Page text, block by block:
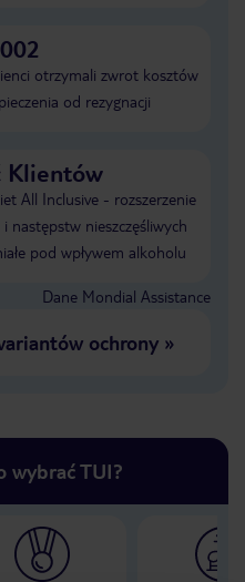
otrzymali zwrot kosztów
od rezygnacji
Klientów
All Inclusive - rozszerzenie
następstw nieszczęśliwych
pod wpływem alkoholu
Dane Mondial Assistance
ochrony»
wybrać TUI?